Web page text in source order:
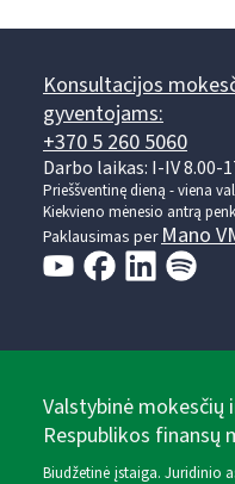
Konsultacijos
gyventojams:
+370 5 260 5060
Darbo laikas: I-IV 8.00-
Prieššventinę dieną - viena
Kiekvieno mėnesio antrą
Paklausimas per Mano
Valstybinė mokesčių
Respublikos finansų
Biudžetinė įstaiga. Juridinio